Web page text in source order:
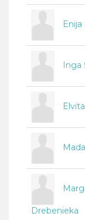
Inga
Drebenieka